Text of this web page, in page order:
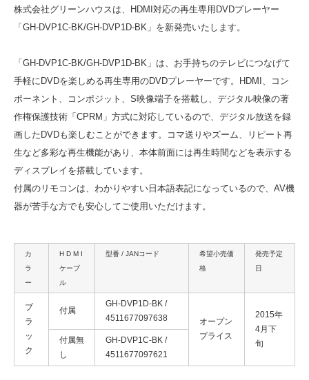
株式会社グリーンハウスは、HDMI対応の再生専用DVDプレーヤー
「GH-DVP1C-BK/GH-DVP1D-BK」を新発売いたします。
「GH-DVP1C-BK/GH-DVP1D-BK」は、お手持ちのテレビにつなげて
手軽にDVDを楽しめる再生専用のDVDプレーヤーです。HDMI、コン
ポーネント、コンポジット、S映像端子を搭載し、デジタル映像の著
作権保護技術「CPRM」方式に対応しているので、デジタル放送を録
画したDVDも楽しむことができます。コマ送りやズーム、リピート再
生など多彩な再生機能があり、本体前面には再生時間などを表示する
ディスプレイを搭載しています。
付属のリモコンは、わかりやすい日本語表記になっているので、AV機
器が苦手な方でも安心してご使用いただけます。
カ
ラ
ー
H D M I
ケーブ
ル
型番 / JANコード
希望小売価
格
発売予定
日
ブ
ラ
ッ
ク
付属
GH-DVP1D-BK /
4511677097638
オープン
プライス
2015年
4月下
旬
付属無
し
GH-DVP1C-BK /
4511677097621